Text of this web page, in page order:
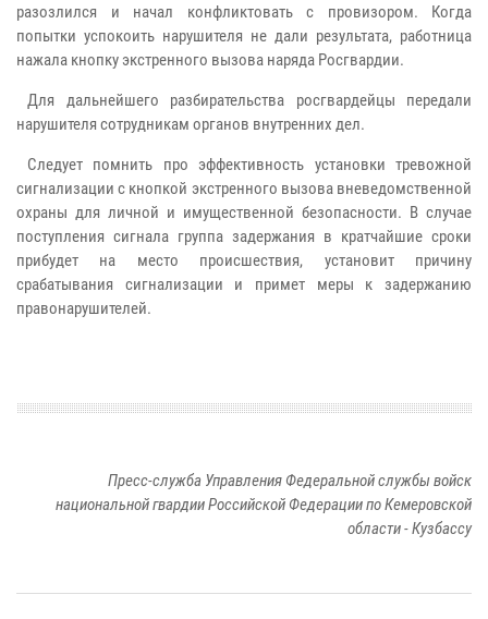
разозлился и начал конфликтовать с провизором. Когда
попытки успокоить нарушителя не дали результата, работница
нажала кнопку экстренного вызова наряда Росгвардии.
Для дальнейшего разбирательства росгвардейцы передали
нарушителя сотрудникам органов внутренних дел.
Следует помнить про эффективность установки тревожной
сигнализации с кнопкой экстренного вызова вневедомственной
охраны для личной и имущественной безопасности. В случае
поступления сигнала группа задержания в кратчайшие сроки
прибудет на место происшествия, установит причину
срабатывания сигнализации и примет меры к задержанию
правонарушителей.
Пресс-служба Управления Федеральной службы войск
национальной гвардии Российской Федерации по Кемеровской
области - Кузбассу